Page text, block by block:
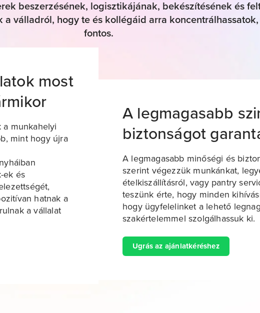
beszerzésének, logisztikájának, bekészítésének és
a válladról, hogy te és kollégáid arra
fontos.
most
a munkahelyi
mint hogy újra
ek és
hatnak a
a vállalat
A legmagasabb
biztonságot
A legmagasabb minőségi és
szerint végezzük munkánkat,
ételkiszállításról, vagy pantry
teszünk érte, hogy minden
hogy ügyfelelinket a lehető
szakértelemmel szolgálhassuk ki.
Ugrás az ajánlatkéréshez